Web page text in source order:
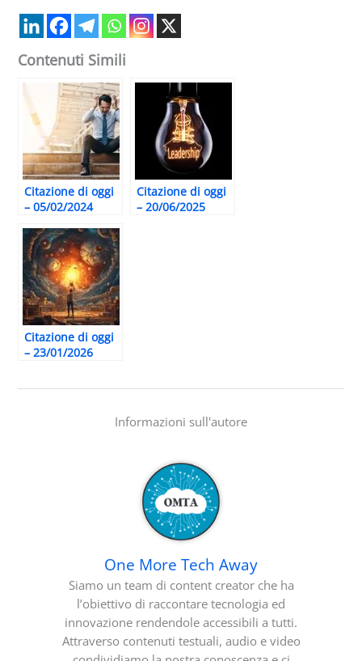
Contenuti Simili
Citazione di oggi
– 05/02/2024
Citazione di oggi
– 20/06/2025
Citazione di oggi
– 23/01/2026
Informazioni sull'autore
One More Tech Away
Siamo un team di content creator che ha
l’obiettivo di raccontare tecnologia ed
innovazione rendendole accessibili a tutti.
Attraverso contenuti testuali, audio e video